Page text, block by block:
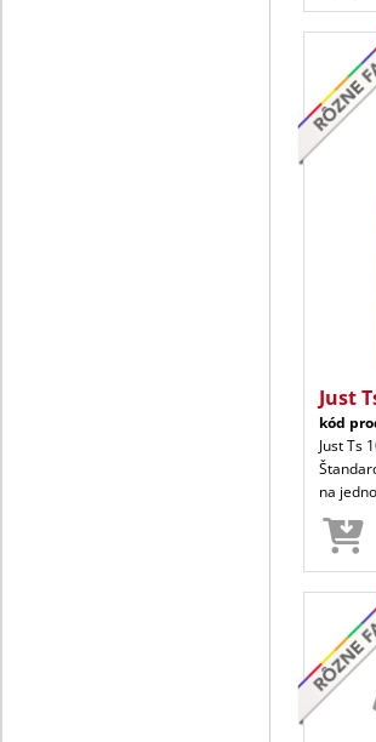
Just
kód
Just Ts
na